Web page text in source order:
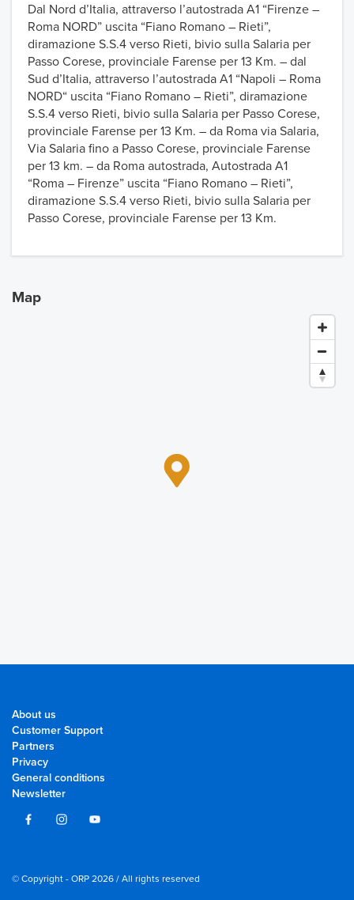
Dal Nord d’Italia, attraverso l’autostrada A1 “Firenze –
Roma NORD” uscita “Fiano Romano – Rieti”,
diramazione S.S.4 verso Rieti, bivio sulla Salaria per
Passo Corese, provinciale Farense per 13 Km. – dal
Sud d’Italia, attraverso l’autostrada A1 “Napoli – Roma
NORD“ uscita “Fiano Romano – Rieti”, diramazione
S.S.4 verso Rieti, bivio sulla Salaria per Passo Corese,
provinciale Farense per 13 Km. – da Roma via Salaria,
Via Salaria fino a Passo Corese, provinciale Farense
per 13 km. – da Roma autostrada, Autostrada A1
“Roma – Firenze” uscita “Fiano Romano – Rieti”,
diramazione S.S.4 verso Rieti, bivio sulla Salaria per
Passo Corese, provinciale Farense per 13 Km.
Map
About us
Customer Support
Partners
Privacy
General conditions
Newsletter
© Copyright - ORP 2026 / All rights reserved